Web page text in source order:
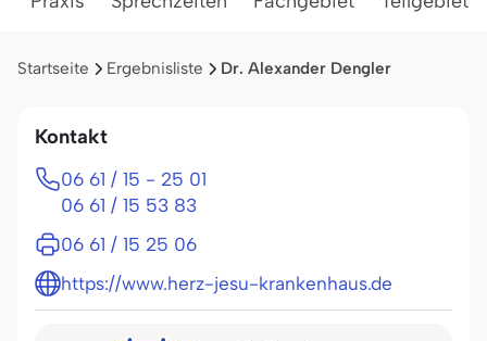
Startseite Ergebnisliste Dr. Alexander Dengler
Kontakt
06 61 / 15 - 25 01
06 61 / 15 53 83
06 61 / 15 25 06
https://www.herz-jesu-krankenhaus.de